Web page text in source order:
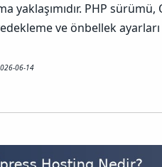
yaklaşımıdır. PHP
ve önbellek
06-14